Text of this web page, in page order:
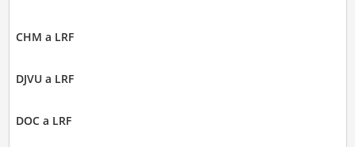
CHM a LRF
DJVU a LRF
DOC a LRF